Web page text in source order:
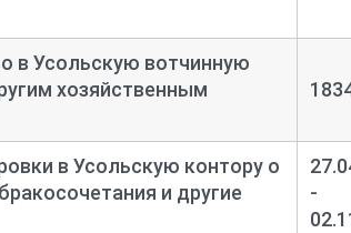
в Усольскую вотчинную
хозяйственным
в Усольскую контору о
и другие
-